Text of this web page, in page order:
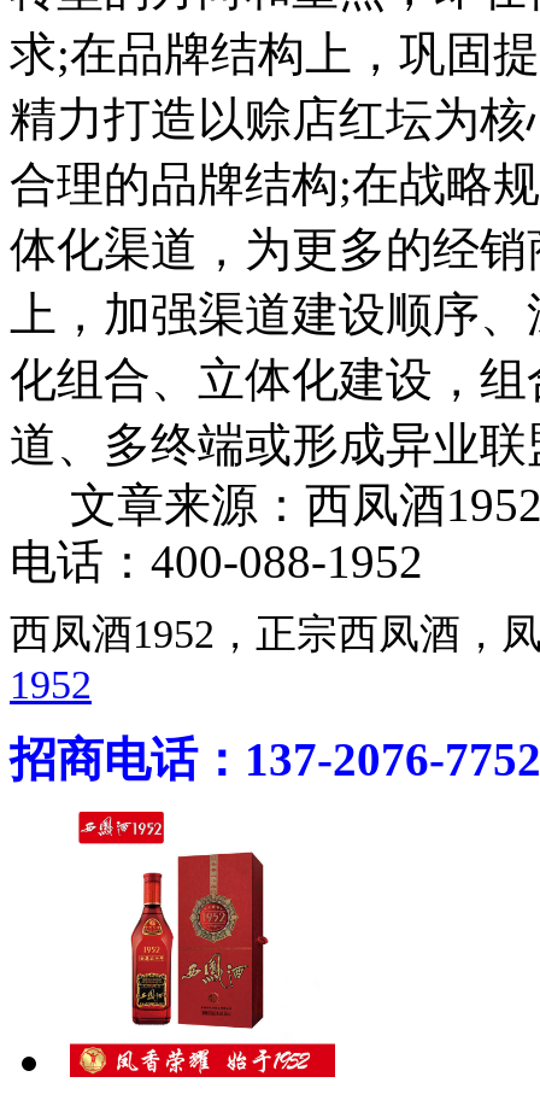
求;在品牌结构上，巩固
精力打造以赊店红坛为
合理的品牌结构;在战略
体化渠道，为更多的经
上，加强渠道建设顺序
化组合、立体化建设，
道、多终端或形成异业
文章来源：西凤酒
电话：400-088-1952
西凤酒1952，正宗西凤酒
1952
招商电话：137-2076-7752